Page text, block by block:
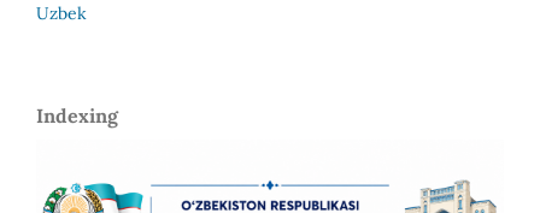
Uzbek
Indexing